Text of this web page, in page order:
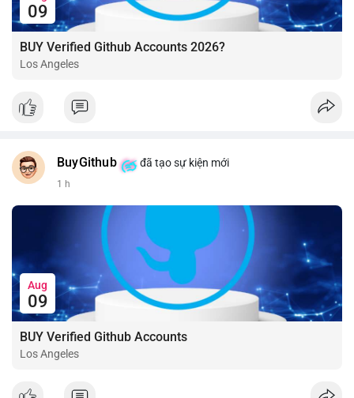
09
BUY Verified Github Accounts 2026?
Los Angeles
BuyGithub đã tạo sự kiện mới
1 h
Aug
09
BUY Verified Github Accounts
Los Angeles